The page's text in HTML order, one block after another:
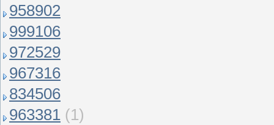
958902
999106
972529
967316
834506
963381 (1)